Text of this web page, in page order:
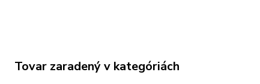
Tovar zaradený v kategóriách